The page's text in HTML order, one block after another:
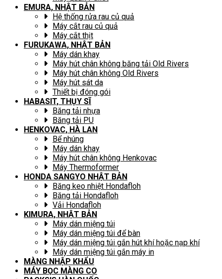
EMURA, NHẬT BẢN
Hệ thống rửa rau củ quả
Máy cắt rau củ quả
Máy cắt thịt
FURUKAWA, NHẬT BẢN
Máy dán khay
Máy hút chân không băng tải Old Rivers
Máy hút chân không Old Rivers
Máy hút sát da
Thiết bị đóng gói
HABASIT, THỤY SĨ
Băng tải nhựa
Băng tải PU
HENKOVAC, HÀ LAN
Bể nhúng
Máy dán khay
Máy hút chân không Henkovac
Máy Thermoformer
HONDA SANGYO NHẬT BẢN
Băng keo nhiệt Hondafloh
Băng tải Hondafloh
Vải Hondafloh
KIMURA, NHẬT BẢN
Máy dán miệng túi
Máy dán miệng túi để bàn
Máy dán miệng túi gắn hút khí hoặc nạp khí
Máy dán miệng túi gắn máy in
MÀNG NHẬP KHẨU
MÁY BỌC MÀNG CO